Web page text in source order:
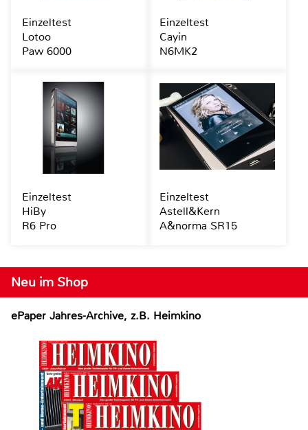
Neu im Shop
ePaper Jahres-Archive, z.B. Heimkino
Einzeltest
Lotoo
Paw 6000
Einzeltest
Cayin
N6MK2
Einzeltest
HiBy
R6 Pro
Einzeltest
Astell&Kern
A&norma SR15